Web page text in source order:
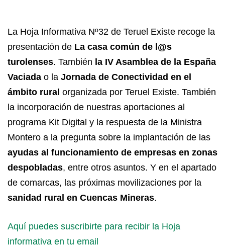
La Hoja Informativa Nº32 de Teruel Existe recoge la
presentación de La casa común de l@s
turolenses. También la IV Asamblea de la España
Vaciada o la Jornada de Conectividad en el
ámbito rural organizada por Teruel Existe. También
la incorporación de nuestras aportaciones al
programa Kit Digital y la respuesta de la Ministra
Montero a la pregunta sobre la implantación de las
ayudas al funcionamiento de empresas en zonas
despobladas, entre otros asuntos. Y en el apartado
de comarcas, las próximas movilizaciones por la
sanidad rural en Cuencas Mineras.
Aquí puedes suscribirte para recibir la Hoja
informativa en tu email